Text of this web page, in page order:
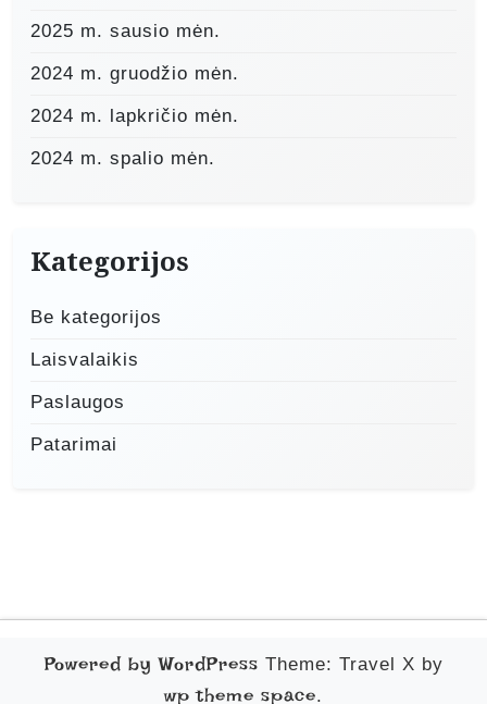
2025 m. sausio mėn.
2024 m. gruodžio mėn.
2024 m. lapkričio mėn.
2024 m. spalio mėn.
Kategorijos
Be kategorijos
Laisvalaikis
Paslaugos
Patarimai
Powered by WordPress Theme: Travel X by
wp theme space.